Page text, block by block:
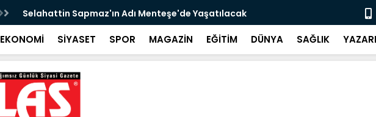
Emekli Kafe Menteşe’de Hizmete Açılıyor: Çay 5 TL
Zeytin
Başladı
EKONOMİ SİYASET SPOR MAGAZİN EĞİTİM DÜNYA SAĞLIK